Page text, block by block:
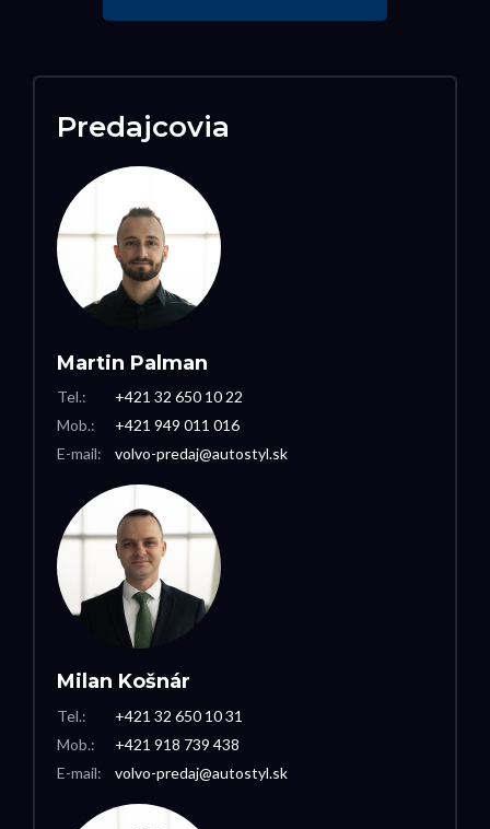
Predajcovia
Martin Palman
Tel.:
Mob.:
E-mail:
+421 32 650 10 22
+421 949 011 016
volvo-predaj@autostyl.sk
Milan Košnár
Tel.:
Mob.:
E-mail:
+421 32 650 10 31
+421 918 739 438
volvo-predaj@autostyl.sk